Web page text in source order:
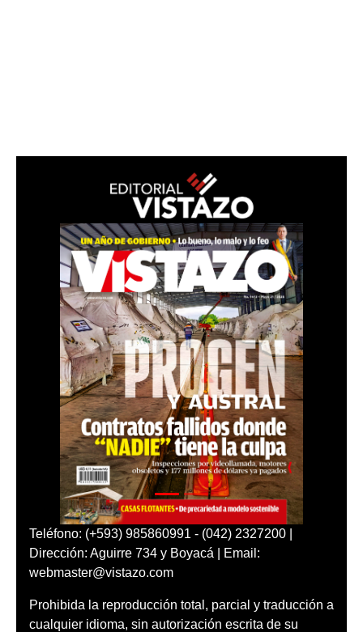
Teléfono: (+593) 985860991 - (042) 2327200 |
Dirección: Aguirre 734 y Boyacá | Email:
webmaster@vistazo.com
Prohibida la reproducción total, parcial y traducción a
cualquier idioma, sin autorización escrita de su